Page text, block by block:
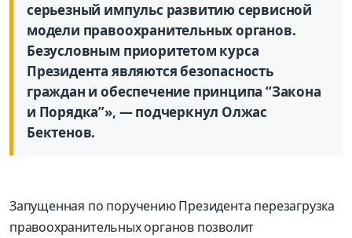
серьезный импульс развитию сервисной
модели правоохранительных органов.
Безусловным приоритетом курса
Президента являются безопасность
граждан и обеспечение принципа “Закона
и Порядка”», — подчеркнул Олжас
Бектенов.
Запущенная по поручению Президента перезагрузка
правоохранительных органов позволит